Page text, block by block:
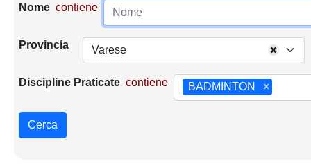
Nome contiene
Provincia Varese
Discipline Praticate contiene ×
BADMINTON
Cerca